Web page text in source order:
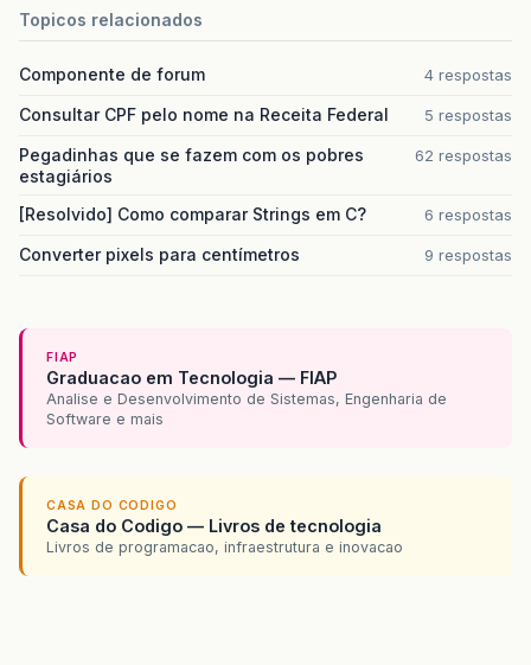
Topicos relacionados
Componente de forum 4 respostas
Consultar CPF pelo nome na Receita Federal 5 respostas
Pegadinhas que se fazem com os pobres
estagiários
62 respostas
[Resolvido] Como comparar Strings em C? 6 respostas
Converter pixels para centímetros 9 respostas
FIAP
Graduacao em Tecnologia — FIAP
Analise e Desenvolvimento de Sistemas, Engenharia de
Software e mais
CASA DO CODIGO
Casa do Codigo — Livros de tecnologia
Livros de programacao, infraestrutura e inovacao